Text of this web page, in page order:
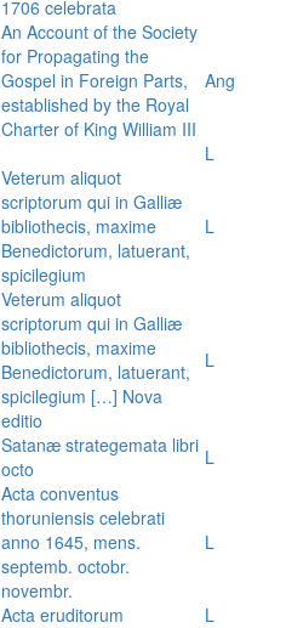
1706 celebrata
An Account of the Society
for Propagating the
Gospel in Foreign Parts,
established by the Royal
Charter of King William III
Ang
L
Veterum aliquot
scriptorum qui in Galliæ
bibliothecis, maxime
Benedictorum, latuerant,
spicilegium
L
Veterum aliquot
scriptorum qui in Galliæ
bibliothecis, maxime
Benedictorum, latuerant,
spicilegium […] Nova
editio
L
Satanæ strategemata libri
octo
L
Acta conventus
thoruniensis celebrati
anno 1645, mens.
septemb. octobr.
novembr.
L
Acta eruditorum
L